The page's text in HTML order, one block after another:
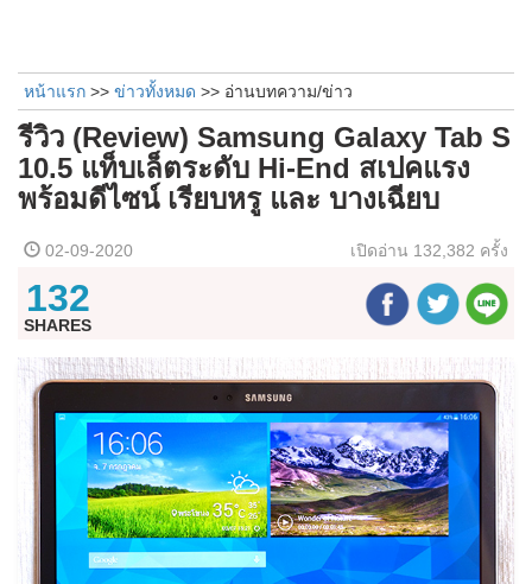
หน้าแรก >> ข่าวทั้งหมด >> อ่านบทความ/ข่าว
รีวิว (Review) Samsung Galaxy Tab S
10.5 แท็บเล็ตระดับ Hi-End สเปคแรง
พร้อมดีไซน์ เรียบหรู และ บางเฉียบ
02-09-2020 เปิดอ่าน 132,382 ครั้ง
132
SHARES